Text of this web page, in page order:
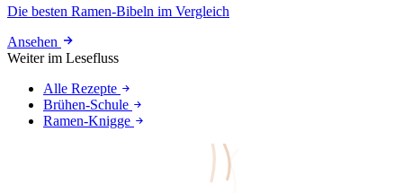
Die besten Ramen-Bibeln im Vergleich
Ansehen
Weiter im Lesefluss
Alle Rezepte
Brühen-Schule
Ramen-Knigge